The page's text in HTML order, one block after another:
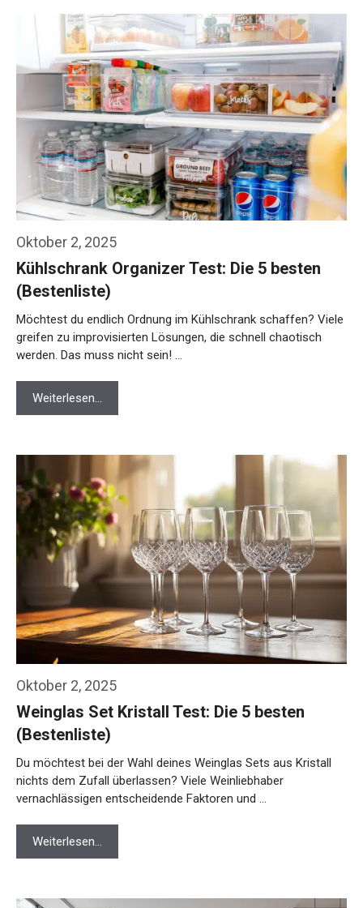
Oktober 2, 2025
Kühlschrank Organizer Test: Die 5 besten
(Bestenliste)
Möchtest du endlich Ordnung im Kühlschrank schaffen? Viele
greifen zu improvisierten Lösungen, die schnell chaotisch
werden. Das muss nicht sein! …
Weiterlesen…
Oktober 2, 2025
Weinglas Set Kristall Test: Die 5 besten
(Bestenliste)
Du möchtest bei der Wahl deines Weinglas Sets aus Kristall
nichts dem Zufall überlassen? Viele Weinliebhaber
vernachlässigen entscheidende Faktoren und …
Weiterlesen…